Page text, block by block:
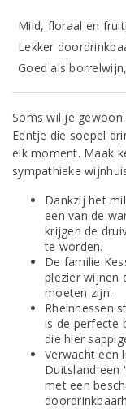
Mild, floraal en
Lekker
Goed als
Soms wil je gewoon
Eentje die soepel
elk moment. Maak
sympathieke
Dankzij het
een van de
krijgen de
te worden.
De familie
plezier wijnen
moeten zijn.
Rheinhessen
is de perfecte
die hier
Verwacht een
Duitsland een
met een